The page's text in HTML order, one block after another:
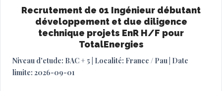
Recrutement de 01 Ingénieur débutant
développement et due diligence
technique projets EnR H/F pour
TotalEnergies
Niveau d'etude: BAC + 5 | Localité: France / Pau | Date
limite: 2026-09-01